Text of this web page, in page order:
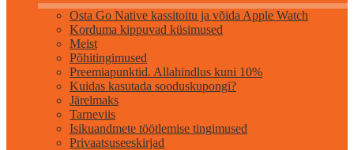
Osta Go Native kassitoitu ja võida Apple Watch
Korduma kippuvad küsimused
Meist
Põhitingimused
Preemiapunktid. Allahindlus kuni 10%
Kuidas kasutada sooduskupongi?
Järelmaks
Tarneviis
Isikuandmete töötlemise tingimused
Privaatsuseeskirjad